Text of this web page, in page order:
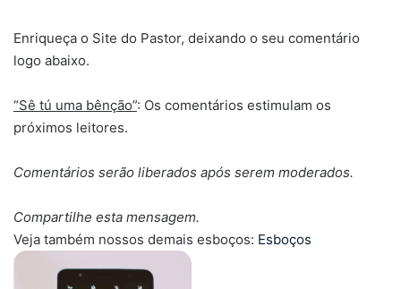
Enriqueça o Site do Pastor, deixando o seu comentário
logo abaixo.
“Sê tú uma bênção”: Os comentários estimulam os
próximos leitores.
Comentários serão liberados após serem moderados.
Compartilhe esta mensagem.
Veja também nossos demais esboços: Esboços